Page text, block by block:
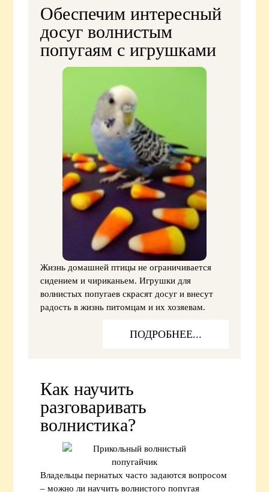
Обеспечим интересный
досуг волнистым
попугаям с игрушками
Жизнь домашней птицы не ограничивается
сидением и чириканьем. Игрушки для
волнистых попугаев скрасят досуг и внесут
радость в жизнь питомцам и их хозяевам.
ПОДРОБНЕЕ...
Как научить
разговаривать
волнистика?
Владельцы пернатых часто задаются вопросом
– можно ли научить волнистого попугая